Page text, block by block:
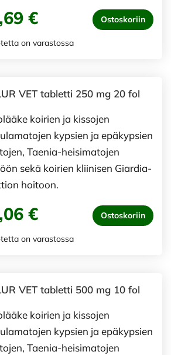
€ Ostoskoriin
on varastossa
VET tabletti 250 mg 20 fol
koirien ja kissojen
kypsien ja epäkypsien
Taenia-heisimatojen
sekä koirien kliinisen Giardia-
hoitoon.
€ Ostoskoriin
on varastossa
VET tabletti 500 mg 10 fol
koirien ja kissojen
kypsien ja epäkypsien
Taenia-heisimatojen